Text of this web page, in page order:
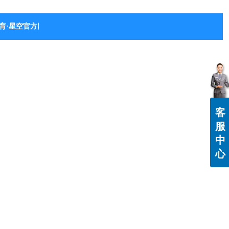
·星空官方网站-星空体育（中国）
客
服
中
心